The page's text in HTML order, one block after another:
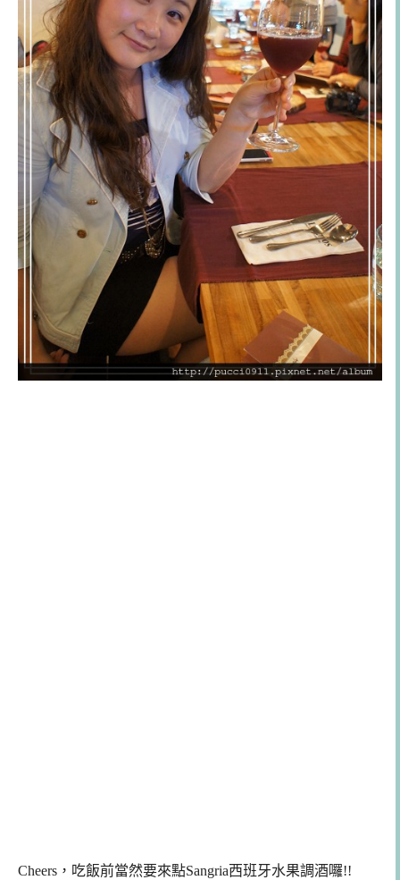
Cheers，吃飯前當然要來點Sangria西班牙水果調酒囉!!